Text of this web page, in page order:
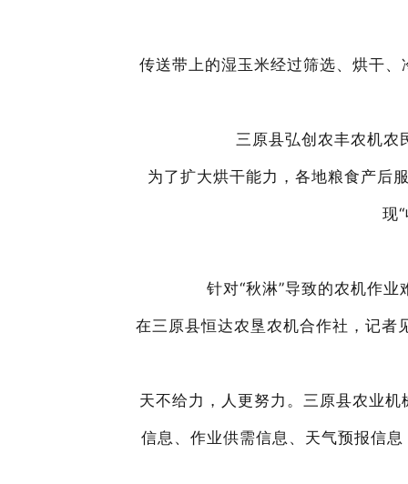
传送带上的湿玉米经过筛选、烘干
三原县弘创农丰农机农
为了扩大烘干能力，各地粮食产后
现
针对“秋淋”导致的农机作
在三原县恒达农垦农机合作社， 记者
天不给力，人更努力。三原县农业
信息、作业供需信息、天气预报信息